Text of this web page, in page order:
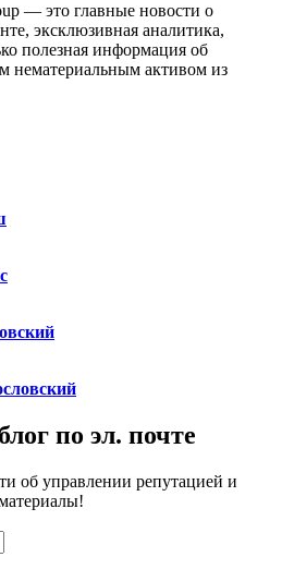
— это главные новости о
эксклюзивная аналитика,
полезная информация об
нематериальным активом из
по эл. почте
об управлении репутацией и